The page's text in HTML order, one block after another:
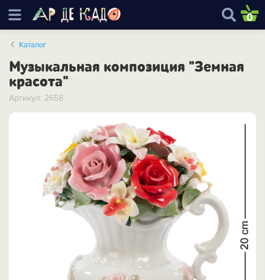
0
Каталог
Музыкальная композиция "Земная
красота"
Артикул: 2658